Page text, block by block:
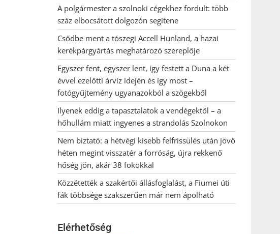
A polgármester a szolnoki cégekhez fordult: több
száz elbocsátott dolgozón segítene
Csődbe ment a tószegi Accell Hunland, a hazai
kerékpárgyártás meghatározó szereplője
Egyszer fent, egyszer lent, így festett a Duna a két
évvel ezelőtti árvíz idején és így most –
fotógyűjtemény ugyanazokból a szögekből
Ilyenek eddig a tapasztalatok a vendégektől – a
hőhullám miatt ingyenes a strandolás Szolnokon
Nem biztató: a hétvégi kisebb felfrissülés után jövő
héten megint visszatér a forróság, újra rekkenő
hőség jön, akár 38 fokokkal
Közzétették a szakértői állásfoglalást, a Fiumei úti
fák többsége szakszerűen már nem ápolható
Elérhetőség